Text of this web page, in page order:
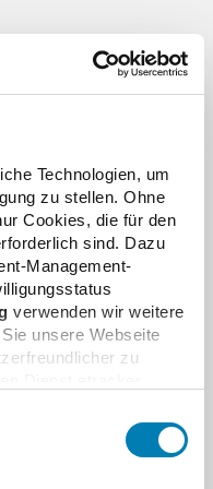
Technologien, um
zu stellen. Ohne
Cookies, die für den
sind. Dazu
Management-
verwenden wir weitere
unsere Webseite
zu
Mit einem
Sie der